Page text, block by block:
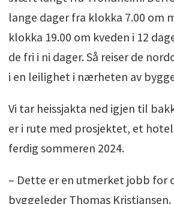
lange dager fra klokka 7.00 om
klokka 19.00 om kveden i 12
de fri i ni dager. Så reiser de
i en leilighet i nærheten av
Vi tar heissjakta ned igjen til
er i rute med prosjektet, et
ferdig sommeren 2024.
– Dette er en utmerket jobb for
byggeleder Thomas Kristiansen.